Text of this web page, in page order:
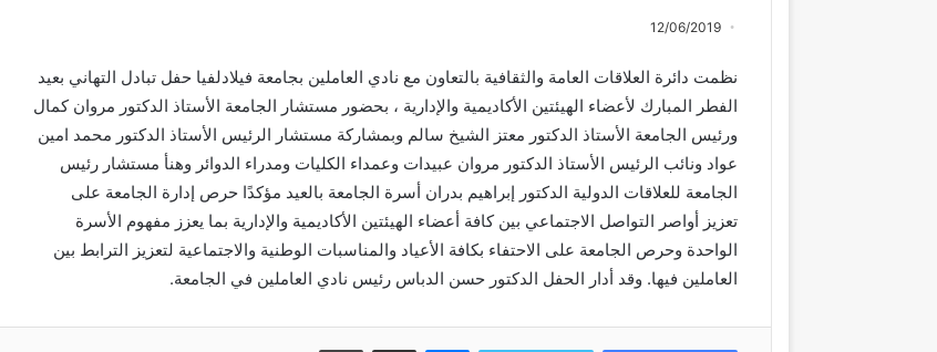
12/06/2019
نظمت دائرة العلاقات العامة والثقافية بالتعاون مع نادي العاملين بجامعة فيلادلفيا حفل تبادل التهاني بعيد
الفطر المبارك لأعضاء الهيئتين الأكاديمية والإدارية ، بحضور مستشار الجامعة الأستاذ الدكتور مروان كمال
ورئيس الجامعة الأستاذ الدكتور معتز الشيخ سالم وبمشاركة مستشار الرئيس الأستاذ الدكتور محمد امين
عواد ونائب الرئيس الأستاذ الدكتور مروان عبيدات وعمداء الكليات ومدراء الدوائر وهنأ مستشار رئيس
الجامعة للعلاقات الدولية الدكتور إبراهيم بدران أسرة الجامعة بالعيد مؤكدًا حرص إدارة الجامعة على
تعزيز أواصر التواصل الاجتماعي بين كافة أعضاء الهيئتين الأكاديمية والإدارية بما يعزز مفهوم الأسرة
الواحدة وحرص الجامعة على الاحتفاء بكافة الأعياد والمناسبات الوطنية والاجتماعية لتعزيز الترابط بين
العاملين فيها. وقد أدار الحفل الدكتور حسن الدباس رئيس نادي العاملين في الجامعة.